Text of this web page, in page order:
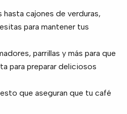
hasta cajones de verduras,
para mantener tus
parrillas y más para que
para preparar deliciosos
que aseguran que tu café